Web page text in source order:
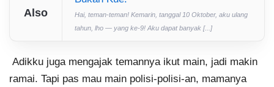
Also
Hai, teman-teman! Kemarin, tanggal 10 Oktober, aku ulang
tahun, lho — yang ke-9! Aku dapat banyak [...]
Adikku juga mengajak temannya ikut main, jadi makin
ramai. Tapi pas mau main polisi-polisi-an, mamanya